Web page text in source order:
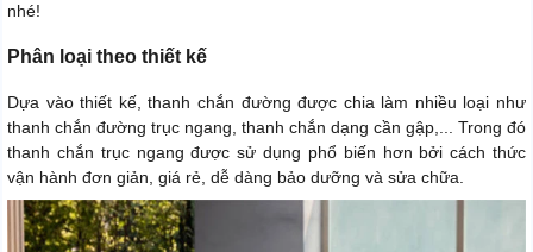
nhé!
Phân loại theo thiết kế
Dựa vào thiết kế, thanh chắn đường được chia làm nhiều loại như
thanh chắn đường trục ngang, thanh chắn dạng cần gập,... Trong đó
thanh chắn trục ngang được sử dụng phổ biến hơn bởi cách thức
vận hành đơn giản, giá rẻ, dễ dàng bảo dưỡng và sửa chữa.